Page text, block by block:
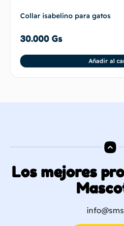
Collar isabelino para gatos
30.000 Gs
Añadir al
Los mejores